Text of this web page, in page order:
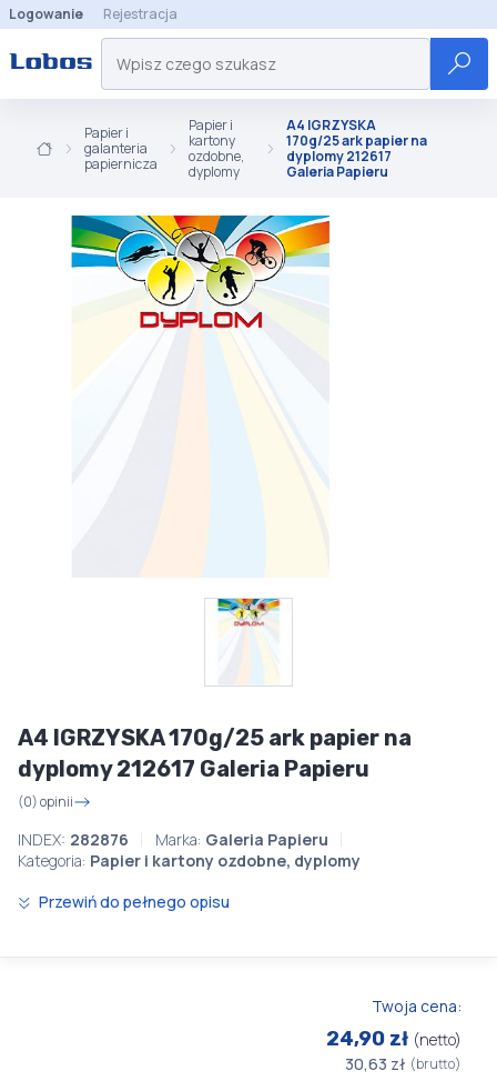
Logowanie Rejestracja
Papier i
galanteria
papiernicza
Papier i
kartony
ozdobne,
dyplomy
A4 IGRZYSKA
170g/25 ark papier na
dyplomy 212617
Galeria Papieru
A4 IGRZYSKA 170g/25 ark papier na
dyplomy 212617 Galeria Papieru
(0) opinii
INDEX: 282876 Marka: Galeria Papieru
Kategoria: Papier i kartony ozdobne, dyplomy
Przewiń do pełnego opisu
Twoja cena:
24,90 zł (netto)
30,63 zł (brutto)